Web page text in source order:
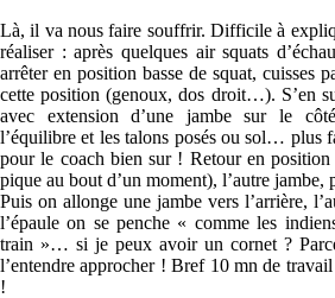
Là, il va nous faire souffrir. Difficile à
réaliser : après quelques air squats
arrêter en position basse de squat, cuisses
cette position (genoux, dos droit…). S’en
avec extension d’une jambe sur le
l’équilibre et les talons posés ou sol… plus
pour le coach bien sur ! Retour en position
pique au bout d’un moment), l’autre
Puis on allonge une jambe vers l’arrière,
l’épaule on se penche « comme les
train »… si je peux avoir un cornet ?
l’entendre approcher ! Bref 10 mn de
!